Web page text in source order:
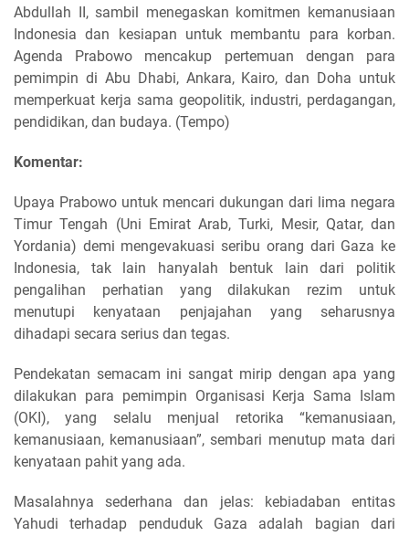
Abdullah II, sambil menegaskan komitmen kemanusiaan
Indonesia dan kesiapan untuk membantu para korban.
Agenda Prabowo mencakup pertemuan dengan para
pemimpin di Abu Dhabi, Ankara, Kairo, dan Doha untuk
memperkuat kerja sama geopolitik, industri, perdagangan,
pendidikan, dan budaya. (Tempo)
Komentar:
Upaya Prabowo untuk mencari dukungan dari lima negara
Timur Tengah (Uni Emirat Arab, Turki, Mesir, Qatar, dan
Yordania) demi mengevakuasi seribu orang dari Gaza ke
Indonesia, tak lain hanyalah bentuk lain dari politik
pengalihan perhatian yang dilakukan rezim untuk
menutupi kenyataan penjajahan yang seharusnya
dihadapi secara serius dan tegas.
Pendekatan semacam ini sangat mirip dengan apa yang
dilakukan para pemimpin Organisasi Kerja Sama Islam
(OKI), yang selalu menjual retorika “kemanusiaan,
kemanusiaan, kemanusiaan”, sembari menutup mata dari
kenyataan pahit yang ada.
Masalahnya sederhana dan jelas: kebiadaban entitas
Yahudi terhadap penduduk Gaza adalah bagian dari